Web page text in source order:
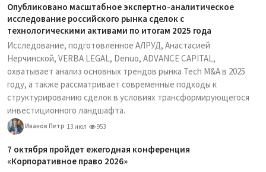
Опубликовано масштабное экспертно-аналитическое
исследование российского рынка сделок с
технологическими активами по итогам 2025 года
Исследование, подготовленное АЛРУД, Анастасией
Нерчинской, VERBA LEGAL, Denuo, ADVANCE CAPITAL,
охватывает анализ основных трендов рынка Tech M&A в 2025
году, а также рассматривает современные подходы к
структурированию сделок в условиях трансформирующегося
инвестиционного ландшафта.
Иванов Петр 13 июл 953
7 октября пройдет ежегодная конференция
«Корпоративное право 2026»